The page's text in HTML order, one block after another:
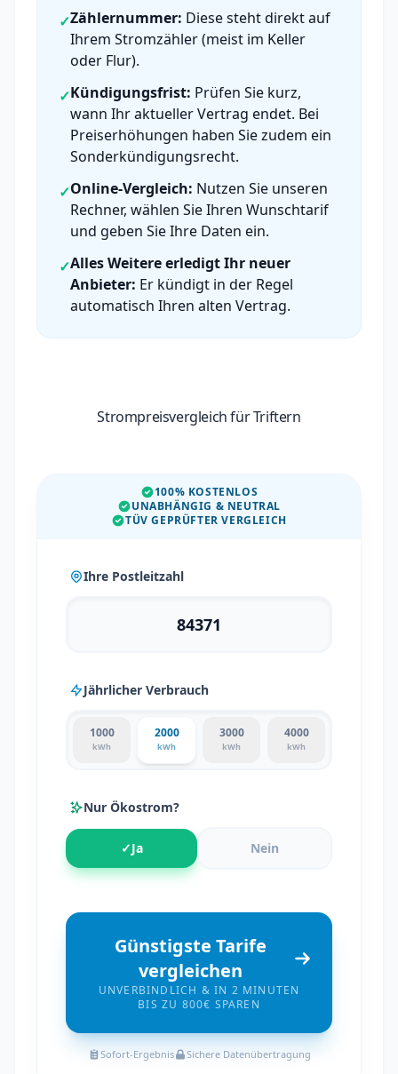
✓Zählernummer: Diese steht direkt auf
Ihrem Stromzähler (meist im Keller
oder Flur).
✓Kündigungsfrist: Prüfen Sie kurz,
wann Ihr aktueller Vertrag endet. Bei
Preiserhöhungen haben Sie zudem ein
Sonderkündigungsrecht.
✓Online-Vergleich: Nutzen Sie unseren
Rechner, wählen Sie Ihren Wunschtarif
und geben Sie Ihre Daten ein.
✓Alles Weitere erledigt Ihr neuer
Anbieter: Er kündigt in der Regel
automatisch Ihren alten Vertrag.
Strompreisvergleich für Triftern
100% KOSTENLOS
UNABHÄNGIG & NEUTRAL
TÜV GEPRÜFTER VERGLEICH
Ihre Postleitzahl
Jährlicher Verbrauch
1000
kWh
2000
kWh
3000
kWh
4000
kWh
Nur Ökostrom?
✓Ja Nein
Günstigste Tarife
vergleichen
UNVERBINDLICH & IN 2 MINUTEN
BIS ZU 800€ SPAREN
Sofort-Ergebnis Sichere Datenübertragung